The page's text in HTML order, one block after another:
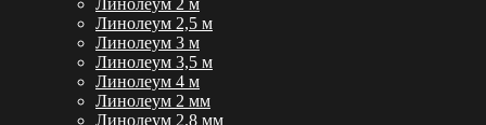
Линолеум 2 м
Линолеум 2,5 м
Линолеум 3 м
Линолеум 3,5 м
Линолеум 4 м
Линолеум 2 мм
Линолеум 2.8 мм